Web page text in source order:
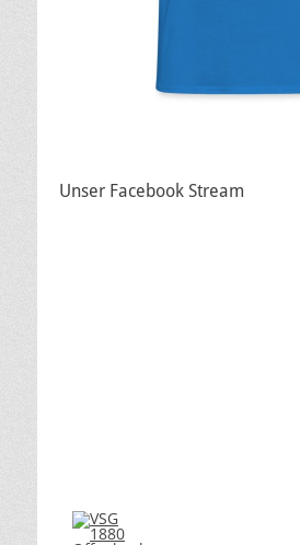
Unser Facebook Stream